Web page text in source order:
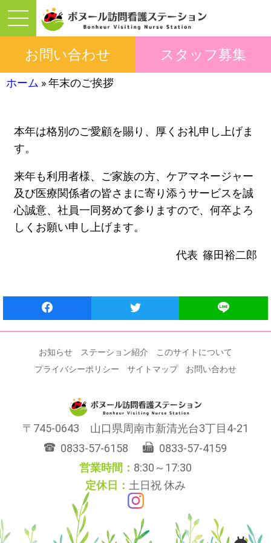
お問い合わせ スタッフ募集
ホーム »年末のご挨拶
本年は格別のご愛顧を賜り、厚くお礼申し上げま
す。
来年も利用者様、ご家族の方、ケアマネージャー
及び医療関係者の皆さまに寄り添うサービスを誠
心誠意、社員一同努めて参りますので、何卒よろ
しくお願い申し上げます。
代表 篠田裕二郎
お知らせ ステーション紹介
このサイトについて
プライバシーポリシー
サイトマップ お問い合わせ
745-0643 山口県周南市新清光台3丁目4-21
0833-57-6158
0833-57-4159
8:30～17:30
土日祝 休み